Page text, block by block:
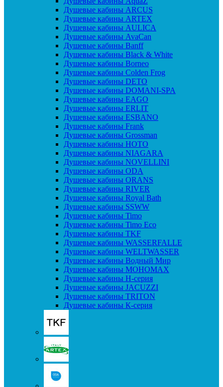
Душевые кабины ARCUS
Душевые кабины ARTEX
Душевые кабины AULICA
Душевые кабины AvaCan
Душевые кабины Banff
Душевые кабины Black & White
Душевые кабины Borneo
Душевые кабины Colden Frog
Душевые кабины DETO
Душевые кабины DOMANI-SPA
Душевые кабины EAGO
Душевые кабины ERLIT
Душевые кабины ESBANO
Душевые кабины Frank
Душевые кабины Grossman
Душевые кабины HOTO
Душевые кабины NIAGARA
Душевые кабины NOVELLINI
Душевые кабины ODA
Душевые кабины ORANS
Душевые кабины RIVER
Душевые кабины Royal Bath
Душевые кабины SSWW
Душевые кабины Timo
Душевые кабины Timo Eco
Душевые кабины TKF
Душевые кабины WASSERFALLE
Душевые кабины WELTWASSER
Душевые кабины Водный Мир
Душевые кабины МОНОМАХ
Душевые кабины H-серия
Душевые кабины JACUZZI
Душевые кабины TRITON
Душевые кабины К-серия